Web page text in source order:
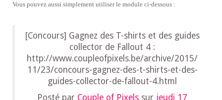
Vous pouvez aussi simplement utiliser le module ci-dessous :
[Concours] Gagnez des T-shirts et des guides
collector de Fallout 4 :
http://www.coupleofpixels.be/archive/2015/
11/23/concours-gagnez-des-t-shirts-et-des-
guides-collector-de-fallout-4.html
Posté par Couple of Pixels sur jeudi 17